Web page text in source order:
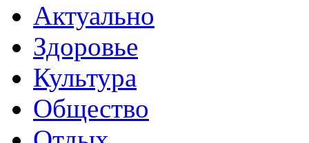
Актуально
Здоровье
Культура
Общество